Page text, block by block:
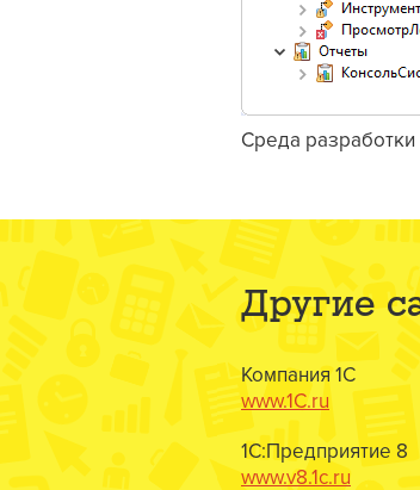
Среда
Другие
Компания 1С
www.1C.ru
1С:Предприятие 8
www.v8.1c.ru